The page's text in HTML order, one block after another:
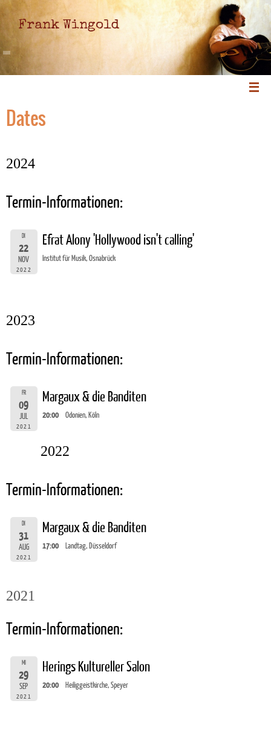
Frank Wingold
Dates
2024
Termin-Informationen:
DI
22
NOV
2022
Efrat Alony 'Hollywood isn't calling'
Institut für Musik, Osnabrück
2023
Termin-Informationen:
FR
09
JUL
2021
Margaux & die Banditen
20:00 Odonien, Köln
2022
Termin-Informationen:
DI
31
AUG
2021
Margaux & die Banditen
17:00 Landtag, Düsseldorf
2021
Termin-Informationen:
MI
29
SEP
2021
Herings Kultureller Salon
20:00 Heiliggeistkirche, Speyer